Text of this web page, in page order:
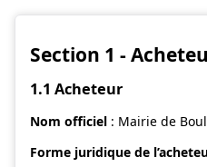
Section 1 -
1.1 Acheteur
Nom officiel : Mairie de
Forme juridique de